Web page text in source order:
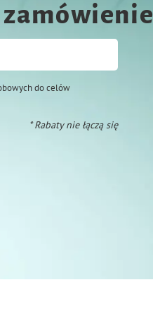
do celów
* Rabaty nie łączą się